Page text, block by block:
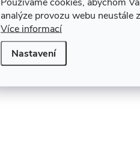
analýze provozu webu neustále
Více informací
Nastavení